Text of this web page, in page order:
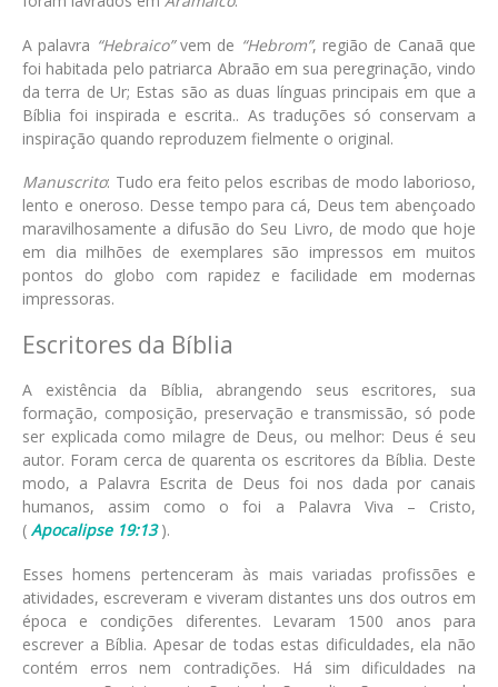
A palavra “Hebraico”vem de “Hebrom”, região de Canaã que
foi habitada pelo patriarca Abraão em sua peregrinação, vindo
da terra de Ur; Estas são as duas línguas principais em que a
Bíblia foi inspirada e escrita.. As traduções só conservam a
inspiração quando reproduzem fielmente o original.
Manuscrito: Tudo era feito pelos escribas de modo laborioso,
lento e oneroso. Desse tempo para cá, Deus tem abençoado
maravilhosamente a difusão do Seu Livro, de modo que hoje
em dia milhões de exemplares são impressos em muitos
pontos do globo com rapidez e facilidade em modernas
impressoras.
Escritores da Bíblia
A existência da Bíblia, abrangendo seus escritores, sua
formação, composição, preservação e transmissão, só pode
ser explicada como milagre de Deus, ou melhor: Deus é seu
autor. Foram cerca de quarenta os escritores da Bíblia. Deste
modo, a Palavra Escrita de Deus foi nos dada por canais
humanos, assim como o foi a Palavra Viva – Cristo,
( Apocalipse 19:13).
Esses homens pertenceram às mais variadas profissões e
atividades, escreveram e viveram distantes uns dos outros em
época e condições diferentes. Levaram 1500 anos para
escrever a Bíblia. Apesar de todas estas dificuldades, ela não
contém erros nem contradições. Há sim dificuldades na